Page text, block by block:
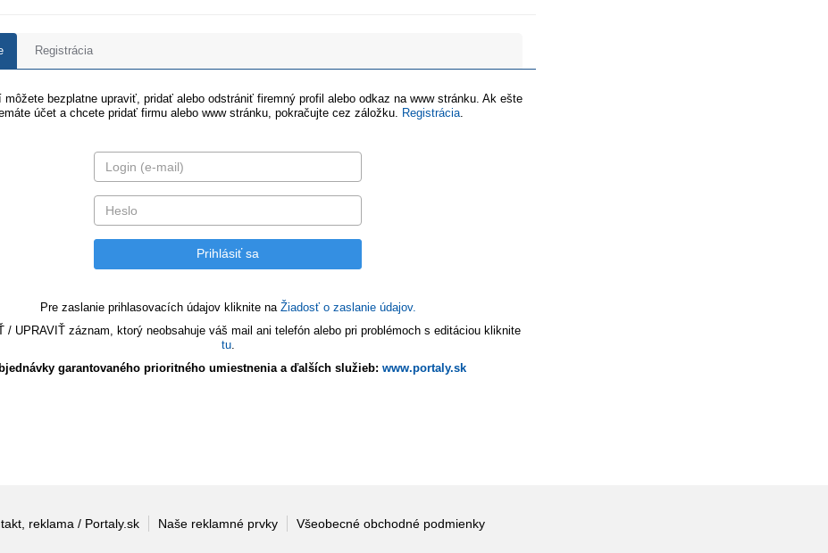
Registrácia
môžete bezplatne upraviť, pridať alebo odstrániť firemný profil alebo odkaz na www stránku. Ak ešte
účet a chcete pridať firmu alebo www stránku, pokračujte cez záložku.
Registrácia
Pre zaslanie prihlasovacích údajov kliknite na Žiadosť o zaslanie údajov.
/ UPRAVIŤ záznam, ktorý neobsahuje váš mail ani telefón alebo pri problémoch s editáciou kliknite
tu.
garantovaného prioritného umiestnenia a ďalších služieb: www.portaly.sk
reklama / Portaly.sk Naše reklamné prvky Všeobecné obchodné podmienky